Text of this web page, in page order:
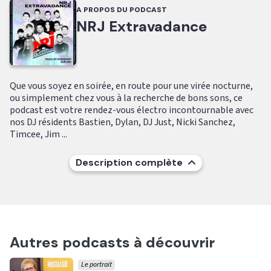
A PROPOS DU PODCAST
NRJ Extravadance
Que vous soyez en soirée, en route pour une virée nocturne,
ou simplement chez vous à la recherche de bons sons, ce
podcast est votre rendez-vous électro incontournable avec
nos DJ résidents Bastien, Dylan, DJ Just, Nicki Sanchez,
Timcee, Jim ...
Description complète
Autres podcasts à découvrir
Le portrait